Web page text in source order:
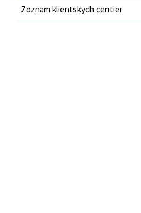
Zoznam klientskych centier